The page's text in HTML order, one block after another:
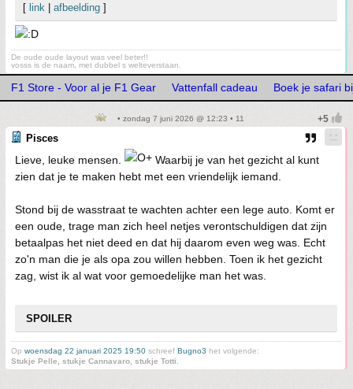
[ link afbeelding ]
De oude oude layout was veel beter!!
vosss is de naam, met dubbel s welteverstaan.
F1 Store - Voor al je F1 Gear Vattenfall cadeau Boek je safari
• zondag 7 juni 2026 @ 12:23 • 11
Pisces
Lieve, leuke mensen.
Waarbij je van het gezicht al kunt
zien dat je te maken hebt met een vriendelijk iemand.
Stond bij de wasstraat te wachten achter een lege auto. Komt er
een oude, trage man zich heel netjes verontschuldigen dat zijn
betaalpas het niet deed en dat hij daarom even weg was. Echt
zo'n man die je als opa zou willen hebben. Toen ik het gezicht
zag, wist ik al wat voor gemoedelijke man het was.
SPOILER
Op woensdag 22 januari 2025 19:50 schreef Bugno3 het volgende:
Stukje Pelle, stukje Cannavaro, stukje Totti.